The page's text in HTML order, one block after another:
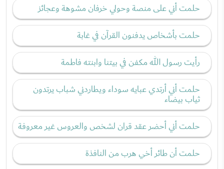
حلمت أني على منصة وحولي خرفان مشوهة وعجائز
حلمت بأشخاص يدفنون القرآن في غابة
رأيت رسول الله مكفن في بيتنا وابنته فاطمة
حلمت أني أرتدي عبايه سوداء ويطاردني شباب يرتدون
ثياب بيضاء
حلمت أني أحضر عقد قران لشخص والعروس غير معروفة
حلمت أن طائر أخي هرب من النافذة